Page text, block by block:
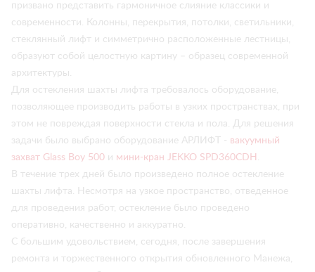
призвано представить гармоничное слияние классики и
современности. Колонны, перекрытия, потолки, светильники,
стеклянный лифт и симметрично расположенные лестницы,
образуют собой целостную картину – образец современной
архитектуры.
Для остекления шахты лифта требовалось оборудование,
позволяющее производить работы в узких пространствах, при
этом не повреждая поверхности стекла и пола. Для решения
задачи было выбрано оборудование АРЛИФТ - вакуумный
захват Glass Boy 500 и мини-кран JEKKO SPD360CDH .
В течение трех дней было произведено полное остекление
шахты лифта. Несмотря на узкое пространство, отведенное
для проведения работ, остекление было проведено
оперативно, качественно и аккуратно.
С большим удовольствием, сегодня, после завершения
ремонта и торжественного открытия обновленного Манежа,